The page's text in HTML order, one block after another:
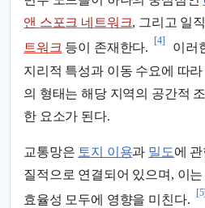
앤 스포크 네트워크, 그리고 일
트워크 등이 존재한다.
[4]
이러
지리적 특성과 이동 수요에 따
의 형태는 해당 지역의 공간적
한 요소가 된다.
교통망은 토지 이용과 밀도에
질적으로 연결되어 있으며, 이
효율성 모두에 영향을 미친다.
[5]